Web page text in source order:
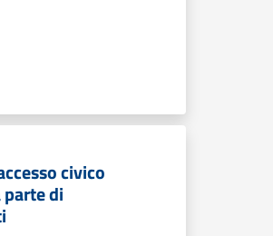
civico
di